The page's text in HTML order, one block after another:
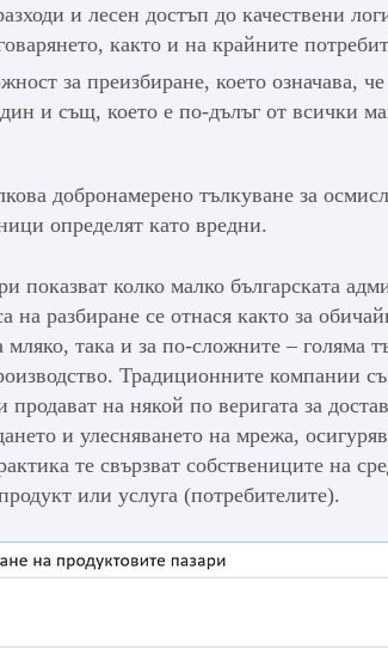
и лесен достъп до качествени
както и на крайните
за преизбиране, което означава,
и същ, което е по-дълъг от всички
добронамерено тълкуване за
определят като вредни.
показват колко малко българската
разбиране се отнася както за
така и за по-сложните – голяма
Традиционните компании
на някой по веригата за
и улесняването на мрежа,
те свързват собствениците на
или услуга (потребителите).